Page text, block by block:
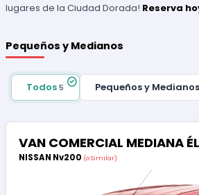
lugares de la Ciudad Dorada! Reserva
Pequeños y Medianos
Todos5 Pequeños y Medianos
VAN COMERCIAL MEDIANA
NISSAN Nv200 (o Similar)